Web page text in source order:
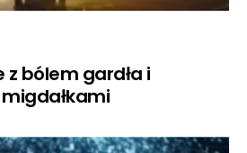
bólem gardła i